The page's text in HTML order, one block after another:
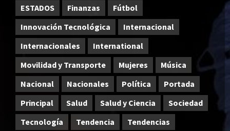
ESTADOS
Finanzas
Fútbol
Innovación Tecnológica
Internacional
Internacionales
International
Movilidad y Transporte
Mujeres
Música
Nacional
Nacionales Política
Portada
Principal
Salud Salud y Ciencia
Sociedad
Tecnología
Tendencia
Tendencias